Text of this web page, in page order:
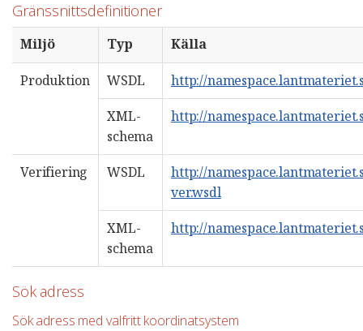
Gränssnittsdefinitioner
Miljö Typ Källa
Produktion WSDL
http://
XML-
schema
http://
Verifiering WSDL
http://
ver.wsdl
XML-
schema
http://
Sök adress
Sök adress med valfritt koordinatsystem